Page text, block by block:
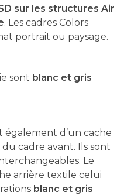
sur les structures Air
. Les cadres Colors
portrait ou paysage.
sont blanc et gris
également d’un cache
cadre avant. Ils sont
Le
arrière textile celui
blanc et gris